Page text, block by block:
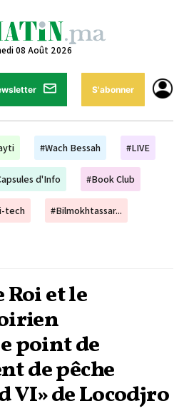
08 Août 2026
S'abonner
#Wach Bessah #LIVE
d'Info #Book Club
tech #Bilmokhtassar...
Roi et le
point de
de pêche
VI» de Locodjro